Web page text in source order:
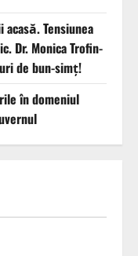
Tensiunea
Dr. Monica Trofin-
de bun-simț!
în domeniul